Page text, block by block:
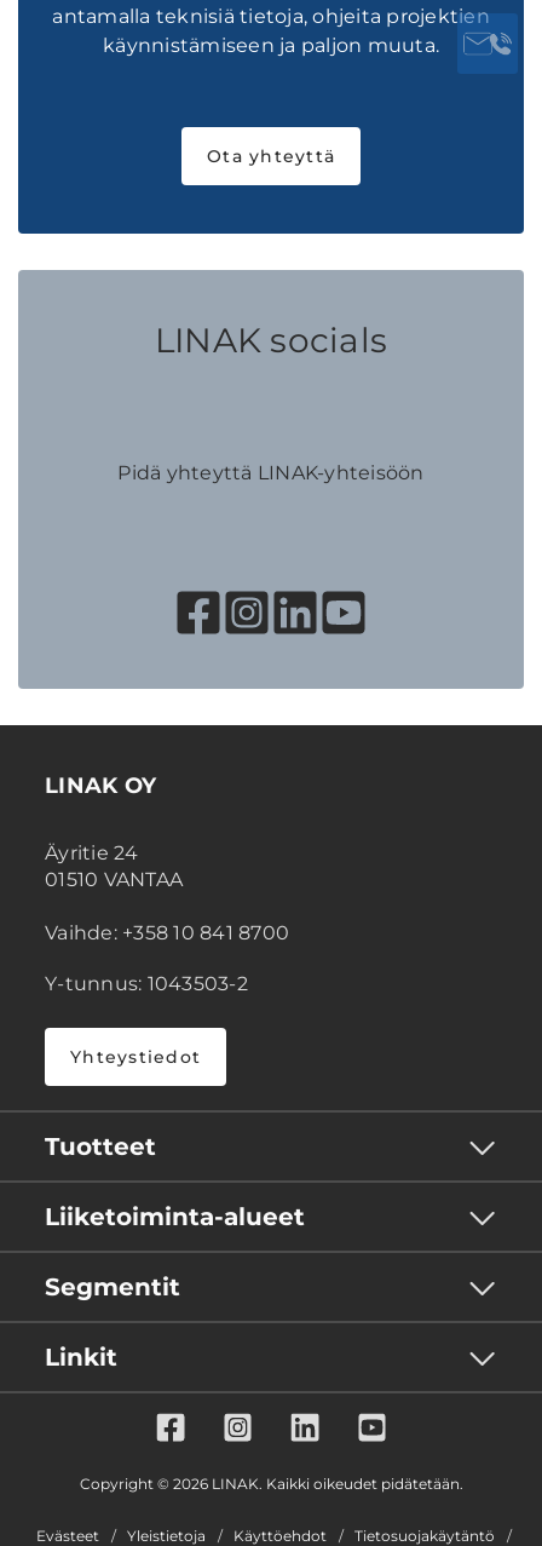
antamalla teknisiä tietoja, ohjeita projektien
käynnistämiseen ja paljon muuta.
Ota yhteyttä
LINAK socials
Pidä yhteyttä LINAK-yhteisöön
LINAK OY
Äyritie 24
01510 VANTAA
Vaihde: +358 10 841 8700
Y-tunnus: 1043503-2
Yhteystiedot
Tuotteet
Liiketoiminta-alueet
Segmentit
Linkit
Copyright © 2026 LINAK. Kaikki oikeudet pidätetään.
Evästeet Yleistietoja Käyttöehdot
Tietosuojakäytäntö